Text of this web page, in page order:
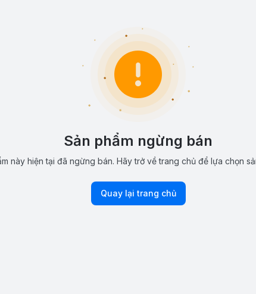
Sản phẩm ngừng bán
này hiện tại đã ngừng bán. Hãy trở về trang chủ để lựa chọn
Quay lại trang chủ